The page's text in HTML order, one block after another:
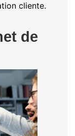
cliente.
de